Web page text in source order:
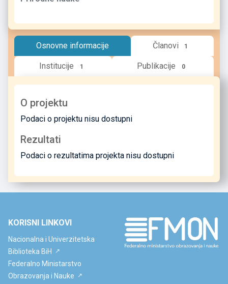
Osnovne informacije Članovi 1
Institucije 1 Publikacije 0
O projektu
Podaci o projektu nisu dostupni
Rezultati
Podaci o rezultatima projekta nisu dostupni
KORISNI LINKOVI
Nacionalna i Univerzitetska
Biblioteka BiH
Federalno Ministarstvo
Obrazovanja i Nauke